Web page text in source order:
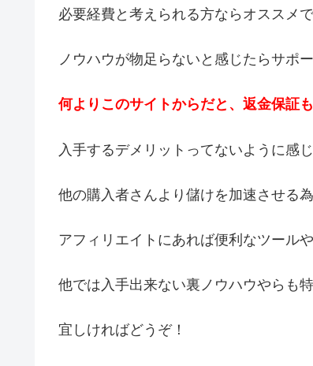
必要経費と考えられる方ならオススメで
ノウハウが物足らないと感じたらサポ
何よりこのサイトからだと、返金保証も
入手するデメリットってないように感
他の購入者さんより儲けを加速させる為
アフィリエイトにあれば便利なツールや
他では入手出来ない裏ノウハウやらも
宜しければどうぞ！